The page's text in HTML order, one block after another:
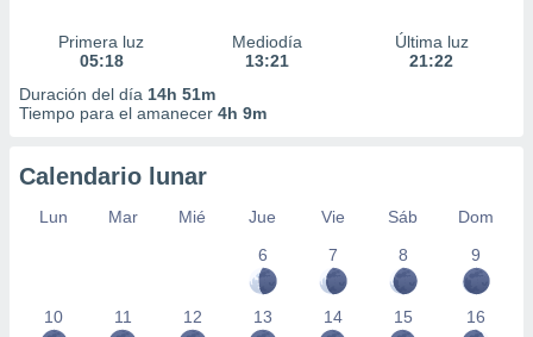
Primera luz
05:18
Mediodía
13:21
Última luz
21:22
Duración del día 14h 51m
Tiempo para el amanecer 4h 9m
Calendario lunar
Lun Mar Mié Jue Vie Sáb
Dom
6
7 8 9
10 11 12 13 14 15 16